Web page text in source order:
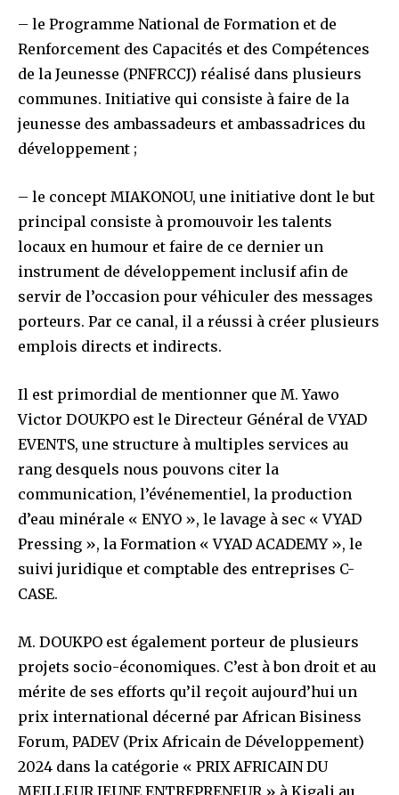
– le Programme National de Formation et de
Renforcement des Capacités et des Compétences
de la Jeunesse (PNFRCCJ) réalisé dans plusieurs
communes. Initiative qui consiste à faire de la
jeunesse des ambassadeurs et ambassadrices du
développement ;
– le concept MIAKONOU, une initiative dont le but
principal consiste à promouvoir les talents
locaux en humour et faire de ce dernier un
instrument de développement inclusif afin de
servir de l’occasion pour véhiculer des messages
porteurs. Par ce canal, il a réussi à créer plusieurs
emplois directs et indirects.
Il est primordial de mentionner que M. Yawo
Victor DOUKPO est le Directeur Général de VYAD
EVENTS, une structure à multiples services au
rang desquels nous pouvons citer la
communication, l’événementiel, la production
d’eau minérale « ENYO », le lavage à sec « VYAD
Pressing », la Formation « VYAD ACADEMY », le
suivi juridique et comptable des entreprises C-
CASE.
M. DOUKPO est également porteur de plusieurs
projets socio-économiques. C’est à bon droit et au
mérite de ses efforts qu’il reçoit aujourd’hui un
prix international décerné par African Bisiness
Forum, PADEV (Prix Africain de Développement)
2024 dans la catégorie « PRIX AFRICAIN DU